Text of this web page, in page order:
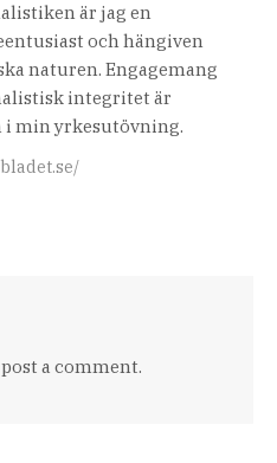
är jag en
och hängiven
naturen. Engagemang
integritet är
min yrkesutövning.
a comment.